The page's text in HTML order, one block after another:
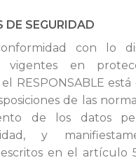
DE SEGURIDAD
con lo
vigentes en
el RESPONSABLE
de las
de los datos
y
en el artículo